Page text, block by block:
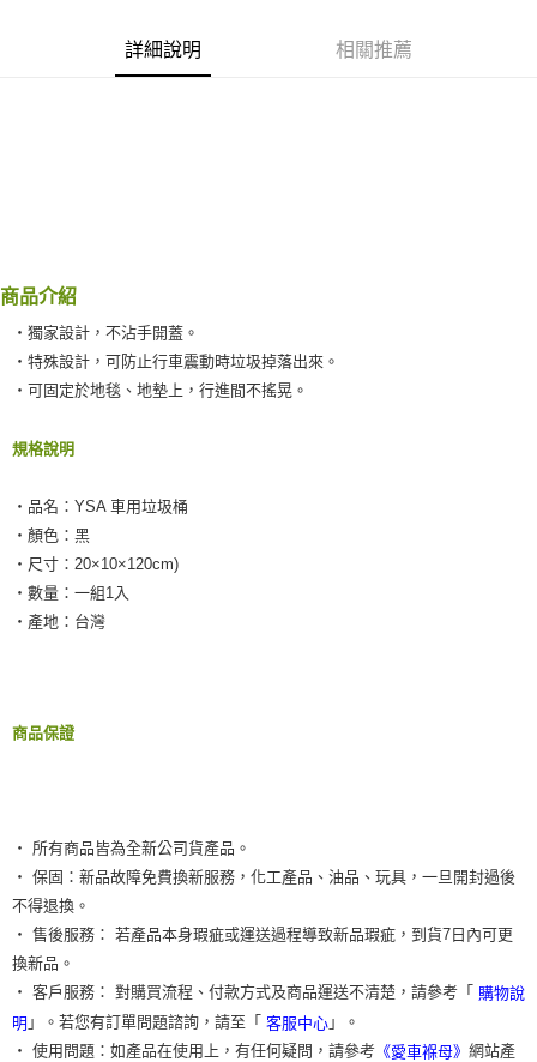
台灣樂天信用卡公司
AFTEE先享後付
１．於結帳方式選擇「AFTEE先享後付」後，將跳轉至「AFTEE先享後付」
結帳頁面，進行簡訊認證並確認金額後，即可完成結帳。
２．訂單成立數日內，您將收到繳費通知簡訊。
３．收到繳費通知簡訊後14天內，點擊此簡訊中的連結，可透過四大超商／
※ 請注意：結帳手續完成當下不需立刻繳費，但若您需要取消訂單，請聯絡
後付繳納相關費用。
※ 交易是否成功請以「AFTEE先享後付 」之結帳頁面顯示為準，若有關於
客戶支援中心」https://netprotections.freshdesk.com/support/home
【注意事項】
１．透過由恩沛科技股份有限公司提供之「AFTEE先享後付」服務完成之交
易，需依本服務之必要範圍內提供個人資料，並將交易相關給付款項請求債
權轉讓予恩沛科技股份有限公司。
２．關於個人資料處理事宜，請瀏覽以下網址：
任。
４．使用「AFTEE先享後付」時，將依據個別帳號之用戶狀況，依本公司即
付款後全家取貨
每筆NT$55，滿NT$490(含以上)免運費
離島取貨加價40元
離島取貨加價40
每筆NT$55，滿NT$800(含以上)免運費
宅配(快速到貨)
每筆NT$100，滿NT$1,200(含以上)免運費
宅配(外島)
免運費
詳細說明 相關推薦
商品介紹
‧獨家設計，不沾手開蓋。
‧特殊設計，可防止行車震動時垃圾掉落出來。
‧可固定於地毯、地墊上，行進間不搖晃。
規格說明
‧品名：YSA 車用垃圾桶
‧顏色：黑
‧尺寸：20×10×120cm)
‧數量：一組1入
‧產地：台灣
商品保證
‧ 所有商品皆為全新公司貨產品。
‧ 保固：新品故障免費換新服務，化工產品、油品、玩具，一旦開封過後
不得退換。
‧ 售後服務： 若產品本身瑕疵或運送過程導致新品瑕疵，到貨7日內可更
換新品。
‧ 客戶服務： 對購買流程、付款方式及商品運送不清楚，請參考「 購物說
明 」。若您有訂單問題諮詢，請至「 客服中心 」。
‧ 使用問題：如產品在使用上，有任何疑問，請參考 《愛車褓母》 網站產